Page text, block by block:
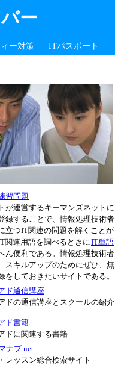
ー
ー対策 ITパスポート
習問題
が運営するキーマンズネットに
録することで、情報処理技術者
立つIT関連の問題を解くことが
関連用語を調べるときにIT単語
ん便利である。情報処理技術者
スキルアップのためにぜひ、無
をしておきたいサイトである。
ド通信講座
ドの通信講座とスクールの紹介
ド書籍
ドに関連する書籍
ナブ.net
レッスン総合検索サイト